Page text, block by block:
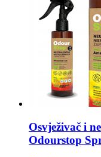
Osvježivač i
Odourstop